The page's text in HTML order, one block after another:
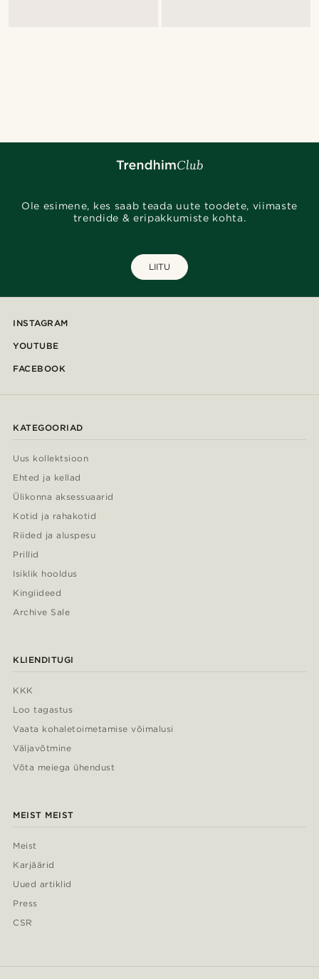
Ole esimene, kes saab teada uute toodete, viimaste
trendide & eripakkumiste kohta.
LIITU
INSTAGRAM
YOUTUBE
FACEBOOK
KATEGOORIAD
Uus kollektsioon
Ehted ja kellad
Ülikonna aksessuaarid
Kotid ja rahakotid
Riided ja aluspesu
Prillid
Isiklik hooldus
Kingiideed
Archive Sale
KLIENDITUGI
KKK
Loo tagastus
Vaata kohaletoimetamise võimalusi
Väljavõtmine
Võta meiega ühendust
MEIST MEIST
Meist
Karjäärid
Uued artiklid
Press
CSR